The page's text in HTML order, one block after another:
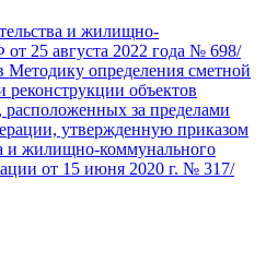
и жилищно-
25 августа 2022 года № 698/
определения сметной
реконструкции объектов
расположенных за пределами
утвержденную приказом
и жилищно-коммунального
от 15 июня 2020 г. № 317/